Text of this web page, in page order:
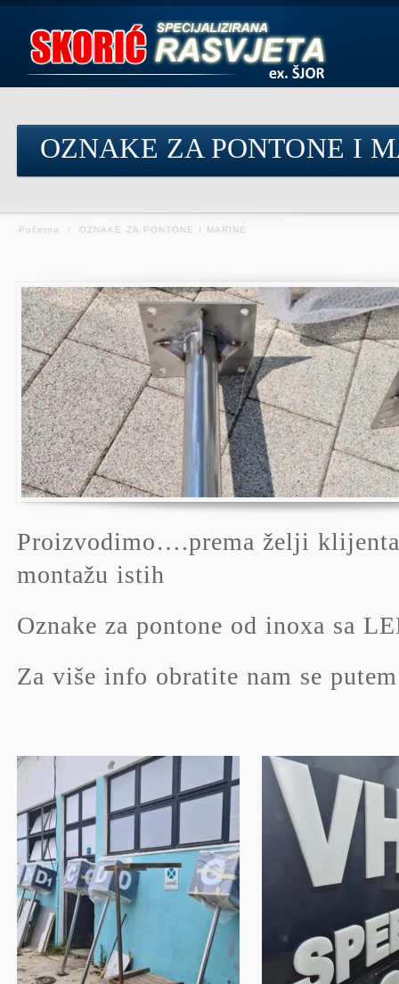
OZNAKE ZA PONTONE I
Početna / OZNAKE ZA PONTONE I MARINE
Proizvodimo….prema želji
montažu istih
Oznake za pontone od inoxa sa
Za više info obratite nam se